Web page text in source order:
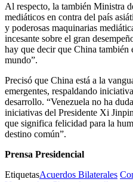
Al respecto, la también Ministra
mediáticos en contra del país
y poderosas maquinarias
incesante sobre el gran
hay que decir que China también
mundo”.
Precisó que China está a la
emergentes, respaldando
desarrollo. “Venezuela no ha
iniciativas del Presidente Xi
que significa felicidad para la
destino común”.
Prensa Presidencial
EtiquetasAcuerdos Bilaterales